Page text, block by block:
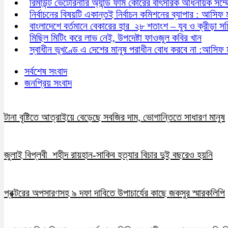
রিমাউন্ট ভেটেরিনারি অ্যান্ড ফার্ম কোরের বাৎসরিক অধিনায়ক
নির্বাচনের বিষয়টি একান্তই নির্বাচন কমিশনের ব্যাপার : আসিফ
বাংলাদেশে বর্তমানে বেকারের হার ২৮ শতাংশ – যুব ও ক্রীড়া
মিছিল মিটিং করে লাভ নেই, উপদেষ্টা ফাওজুল কবির খান
স্বাধীন ভূখণ্ডে এ দেশের মানুষ পরাধীন বোধ করবে না :আসিফ
সর্বশেষ সংবাদ
জনপ্রিয় সংবাদ
টানা বৃষ্টিতে আত্রাইয়ে বেড়েছে সবজির দাম, ভোগান্তিতে সাধারণ মানুষ
জুলাই বিপ্লবী শহীদ রায়হান-সাকিব হত্যার বিচার দুই বছরেও হয়নি
প্রক্টরের অপসারণসহ ৯ দফা দাবিতে উপাচার্যের কাছে জকসুর স্মারকলিপি